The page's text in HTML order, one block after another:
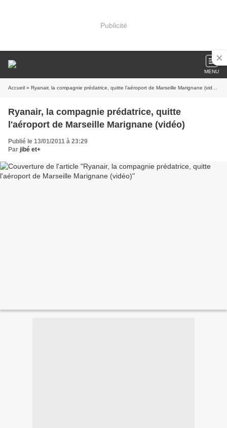
Publicité
MENU
Accueil » Ryanair, la compagnie prédatrice, quitte l'aéroport de Marseille Marignane (vidéo)
Ryanair, la compagnie prédatrice, quitte
l'aéroport de Marseille Marignane (vidéo)
Publié le 13/01/2011 à 23:29
Par jibé et+